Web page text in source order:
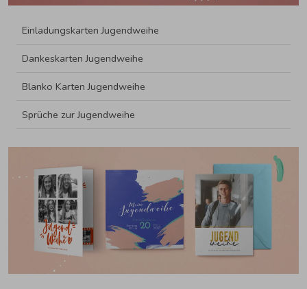
Einladungskarten Jugendweihe
Dankeskarten Jugendweihe
Blanko Karten Jugendweihe
Sprüche zur Jugendweihe